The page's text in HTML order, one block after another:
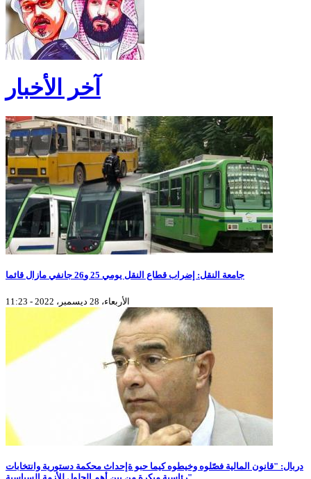
آخر الأخبار
جامعة النقل: إضراب قطاع النقل يومي 25 و26 جانفي مازال قائما
الأربعاء، 28 ديسمبر، 2022 - 11:23
دربال: "قانون المالية فصّلوه وخيطوه كيما حبو ةإحداث محكمة دستورية وانتخابات